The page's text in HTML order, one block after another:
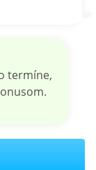
termíne,